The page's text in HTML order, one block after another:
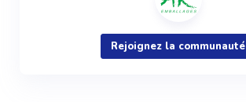
Rejoignez la communauté